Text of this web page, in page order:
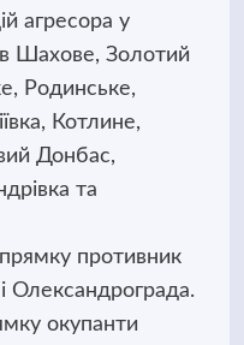
агресора у
Шахове, Золотий
Родинське,
Котлине,
Донбас,
та
противник
Олександрограда.
окупанти